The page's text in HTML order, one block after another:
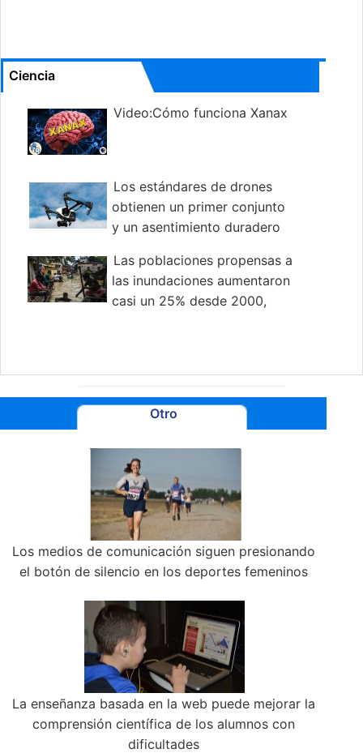
Ciencia
Video:Cómo funciona Xanax
Los estándares de drones
obtienen un primer conjunto
y un asentimiento duradero
Las poblaciones propensas a
las inundaciones aumentaron
casi un 25% desde 2000,
Otro
Los medios de comunicación siguen presionando
el botón de silencio en los deportes femeninos
La enseñanza basada en la web puede mejorar la
comprensión científica de los alumnos con
dificultades